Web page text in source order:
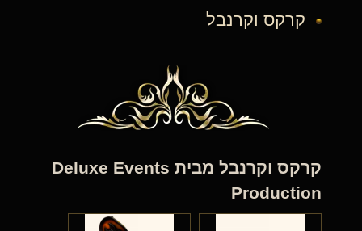
קרקס וקרנבל
קרקס וקרנבל מבית Deluxe Events
Production